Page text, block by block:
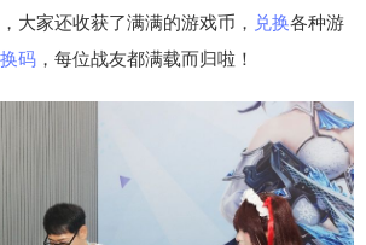
大家还收获了满满的游戏币， 兑换各种游
码 ，每位战友都满载而归啦！